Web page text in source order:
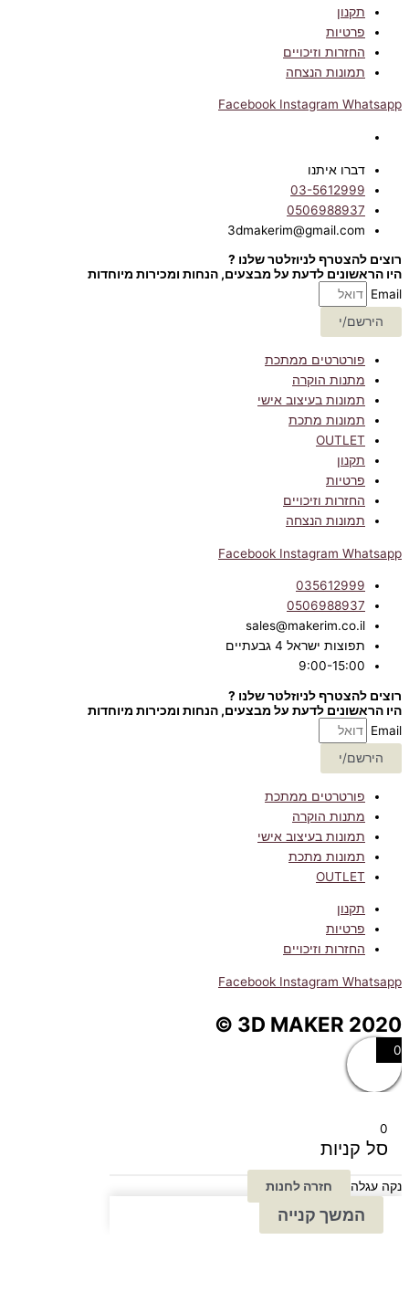
תקנון
פרטיות
החזרות וזיכויים
תמונות הנצחה
Facebook Instagram Whatsapp
דברו איתנו
03-5612999
0506988937
3dmakerim@gmail.com
רוצים להצטרף לניוזלטר שלנו ?
היו הראשונים לדעת על מבצעים, הנחות ומכירות מיוחדות
Email
הירשם/י
פורטרטים ממתכת
מתנות הוקרה
תמונות בעיצוב אישי
תמונות מתכת
OUTLET
תקנון
פרטיות
החזרות וזיכויים
תמונות הנצחה
Facebook Instagram Whatsapp
035612999
0506988937
sales@makerim.co.il
תפוצות ישראל 4 גבעתיים
9:00-15:00
רוצים להצטרף לניוזלטר שלנו ?
היו הראשונים לדעת על מבצעים, הנחות ומכירות מיוחדות
Email
הירשם/י
פורטרטים ממתכת
מתנות הוקרה
תמונות בעיצוב אישי
תמונות מתכת
OUTLET
תקנון
פרטיות
החזרות וזיכויים
Facebook Instagram Whatsapp
3D MAKER 2020 ©
סל קניות
נקה עגלה חזרה לחנות
המשך קנייה